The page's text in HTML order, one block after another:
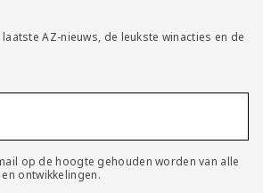
AZ-nieuws, de leukste winacties en de
op de hoogte gehouden worden van alle
ontwikkelingen.